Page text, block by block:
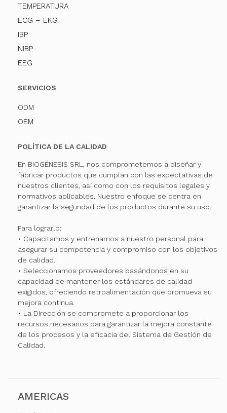
TEMPERATURA
ECG – EKG
IBP
NIBP
EEG
SERVICIOS
ODM
OEM
POLÍTICA DE LA CALIDAD
En BIOGÉNESIS SRL, nos comprometemos a diseñar y
fabricar productos que cumplan con las expectativas de
nuestros clientes, así como con los requisitos legales y
normativos aplicables. Nuestro enfoque se centra en
garantizar la seguridad de los productos durante su uso.
Para lograrlo:
• Capacitamos y entrenamos a nuestro personal para
asegurar su competencia y compromiso con los objetivos
de calidad.
• Seleccionamos proveedores basándonos en su
capacidad de mantener los estándares de calidad
exigidos, ofreciendo retroalimentación que promueva su
mejora continua.
• La Dirección se compromete a proporcionar los
recursos necesarios para garantizar la mejora constante
de los procesos y la eficacia del Sistema de Gestión de
Calidad.
AMERICAS